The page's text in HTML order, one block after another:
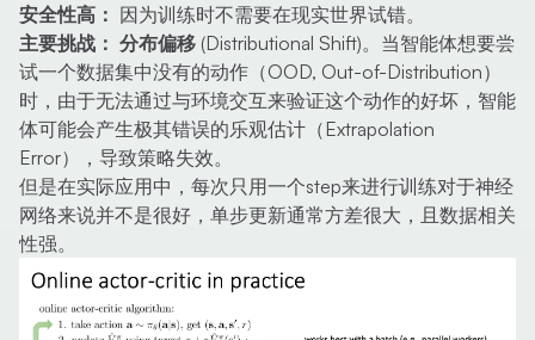
安全性高： 因为训练时不需要在现实世界试错。
主要挑战： 分布偏移 (Distributional Shift)。当智能体想要尝
试一个数据集中没有的动作（OOD, Out-of-Distribution）
时，由于无法通过与环境交互来验证这个动作的好坏，智能
体可能会产生极其错误的乐观估计（Extrapolation
Error），导致策略失效。
但是在实际应用中，每次只用一个step来进行训练对于神经
网络来说并不是很好，单步更新通常方差很大，且数据相关
性强。